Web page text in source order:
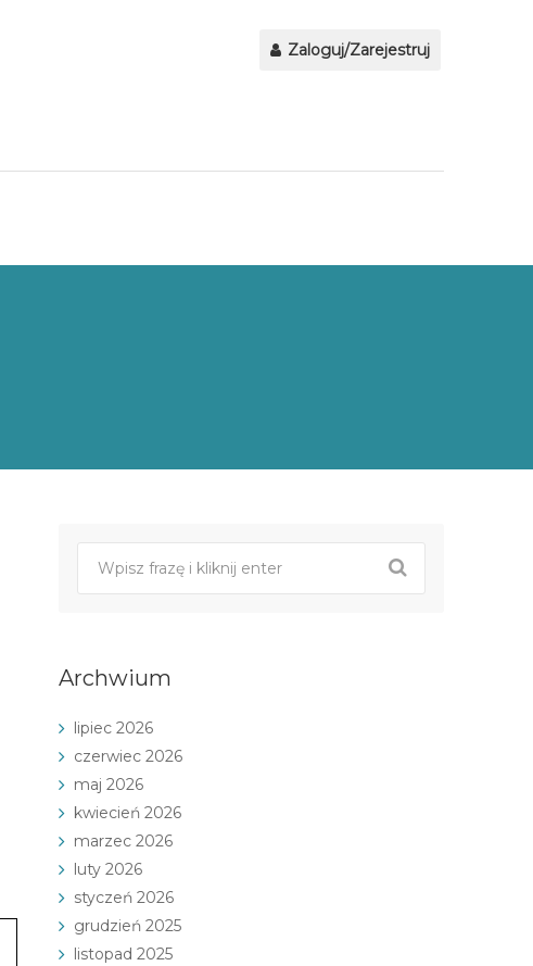
Zaloguj/Zarejestruj
Archwium
lipiec 2026
czerwiec 2026
maj 2026
kwiecień 2026
marzec 2026
luty 2026
styczeń 2026
grudzień 2025
listopad 2025